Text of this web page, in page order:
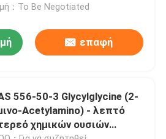
：To Be Negotiated
επαφή
556-50-3 Glycylglycine (2-
Acetylamino) - λεπτό
χημικών ουσιών